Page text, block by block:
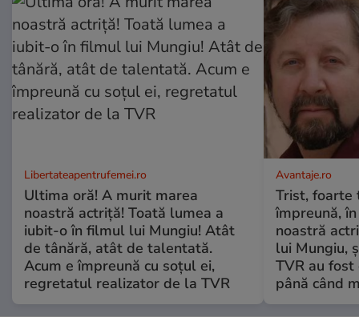
Libertateapentrufemei.ro
Ultima oră! A murit marea
noastră actriță! Toată lumea a
iubit-o în filmul lui Mungiu! Atât
de tânără, atât de talentată.
Acum e împreună cu soțul ei,
regretatul realizator de la TVR
Avantaje.ro
Trist, foarte
împreună,
noastră
lui Mungiu,
TVR au
până când